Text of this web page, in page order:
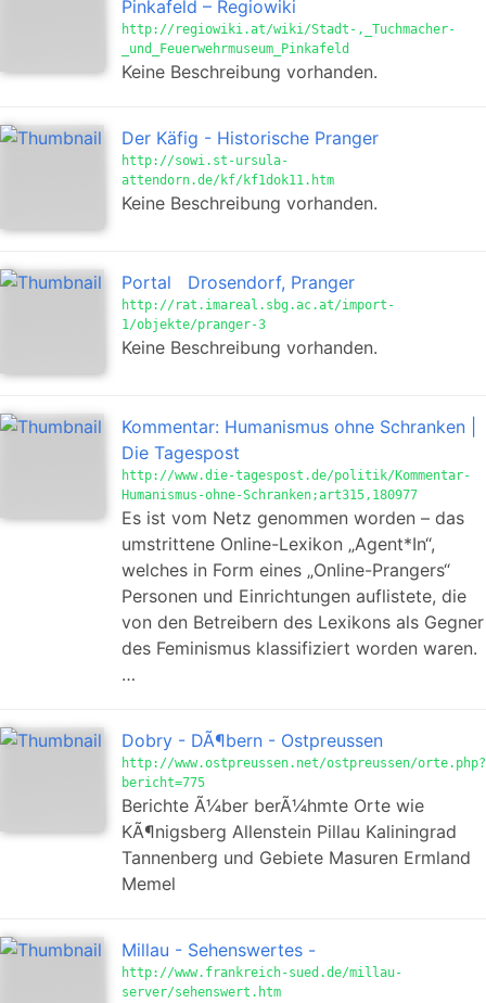
Pinkafeld – Regiowiki
http://regiowiki.at/wiki/Stadt-,_Tuchmacher-
_und_Feuerwehrmuseum_Pinkafeld
Keine Beschreibung vorhanden.
Der Käfig - Historische Pranger
http://sowi.st-ursula-
attendorn.de/kf/kf1dok11.htm
Keine Beschreibung vorhanden.
Portal Drosendorf, Pranger
http://rat.imareal.sbg.ac.at/import-
1/objekte/pranger-3
Keine Beschreibung vorhanden.
Kommentar: Humanismus ohne Schranken |
Die Tagespost
http://www.die-tagespost.de/politik/Kommentar-
Humanismus-ohne-Schranken;art315,180977
Es ist vom Netz genommen worden – das
umstrittene Online-Lexikon „Agent*In“,
welches in Form eines „Online-Prangers“
Personen und Einrichtungen auflistete, die
von den Betreibern des Lexikons als Gegner
des Feminismus klassifiziert worden waren.
…
Dobry - DÃ¶bern - Ostpreussen
http://www.ostpreussen.net/ostpreussen/orte.php?
bericht=775
Berichte Ã¼ber berÃ¼hmte Orte wie
KÃ¶nigsberg Allenstein Pillau Kaliningrad
Tannenberg und Gebiete Masuren Ermland
Memel
Millau - Sehenswertes -
http://www.frankreich-sued.de/millau-
server/sehenswert.htm